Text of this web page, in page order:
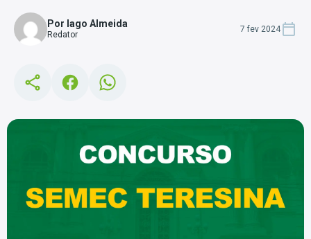
Por Iago Almeida
Redator
7 fev 2024